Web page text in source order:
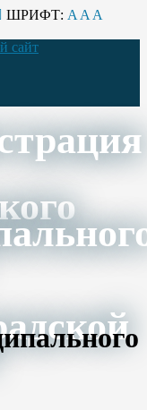
ШРИФТ: A A A
сайт